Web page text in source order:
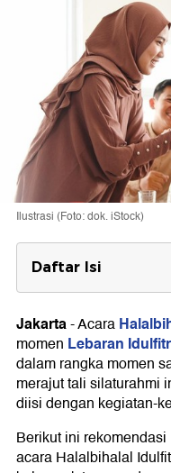
Ilustrasi (Foto: dok. iStock)
Daftar Isi
Ide Kegiatan
Ide Kegiatan
Ide Kegiatan
Jakarta-Acara
momen Lebaran
dalam rangka momen
merajut tali silaturahmi
diisi dengan kegiatan-
Berikut ini
acara Halalbihalal